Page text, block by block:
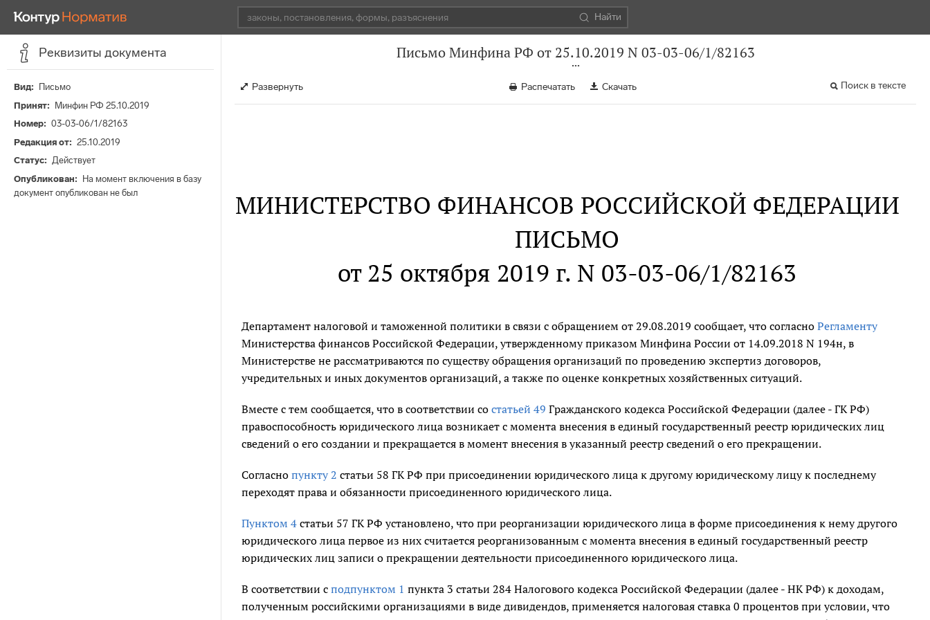
Найти
Реквизиты документа
Вид
Письмо
Принят
Минфин РФ 25.10.2019
Номер
03-03-06/1/82163
Редакция от
25.10.2019
Статус
Действует
Опубликован
На момент включения в базу
документ опубликован не был
Письмо Минфина РФ от 25.10.2019 N 03-03-06/1/82163
Развернуть Распечатать Скачать Поиск в тексте
МИНИСТЕРСТВО ФИНАНСОВ РОССИЙСКОЙ ФЕДЕРАЦИИ
ПИСЬМО
от 25 октября 2019 г. N 03-03-06/1/82163
Департамент налоговой и таможенной политики в связи с обращением от 29.08.2019 сообщает, что согласно Регламенту
Министерства финансов Российской Федерации, утвержденному приказом Минфина России от 14.09.2018 N 194н, в
Министерстве не рассматриваются по существу обращения организаций по проведению экспертиз договоров,
учредительных и иных документов организаций, а также по оценке конкретных хозяйственных ситуаций.
Вместе с тем сообщается, что в соответствии со статьей 49 Гражданского кодекса Российской Федерации (далее - ГК РФ)
правоспособность юридического лица возникает с момента внесения в единый государственный реестр юридических лиц
сведений о его создании и прекращается в момент внесения в указанный реестр сведений о его прекращении.
Согласно пункту 2 статьи 58 ГК РФ при присоединении юридического лица к другому юридическому лицу к последнему
переходят права и обязанности присоединенного юридического лица.
Пунктом 4статьи 57 ГК РФ установлено, что при реорганизации юридического лица в форме присоединения к нему другого
юридического лица первое из них считается реорганизованным с момента внесения в единый государственный реестр
юридических лиц записи о прекращении деятельности присоединенного юридического лица.
В соответствии с подпунктом 1 пункта 3 статьи 284 Налогового кодекса Российской Федерации (далее - НК РФ) к доходам,
полученным российскими организациями в виде дивидендов, применяется налоговая ставка 0 процентов при условии, что